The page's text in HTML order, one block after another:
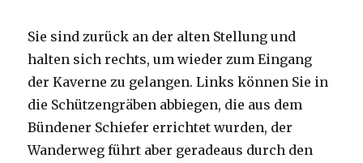
Sie sind zurück an der alten Stellung und
halten sich rechts, um wieder zum Eingang
der Kaverne zu gelangen. Links können Sie in
die Schützengräben abbiegen, die aus dem
Bündener Schiefer errichtet wurden, der
Wanderweg führt aber geradeaus durch den